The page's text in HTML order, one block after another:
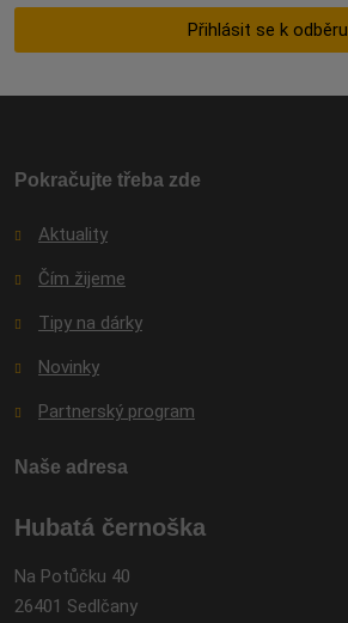
Přihlásit se k odběru
odeslat.
Pokračujte třeba zde
Aktuality
Čím žijeme
Tipy na dárky
Novinky
Partnerský program
Naše adresa
Hubatá černoška
Na Potůčku 40
26401 Sedlčany